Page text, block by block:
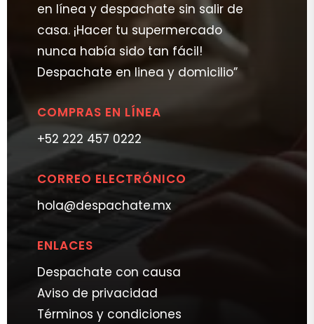
en línea y despachate sin salir de
casa. ¡Hacer tu supermercado
nunca había sido tan fácil!
Despachate en linea y domicilio”
COMPRAS EN LÍNEA
+52 222 457 0222
CORREO ELECTRÓNICO
hola@despachate.mx
ENLACES
Despachate con causa
Aviso de privacidad
Términos y condiciones